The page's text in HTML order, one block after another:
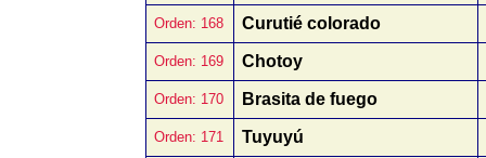
Orden: 168 Curutié colorado
Orden: 169 Chotoy
Orden: 170 Brasita de fuego
Orden: 171 Tuyuyú